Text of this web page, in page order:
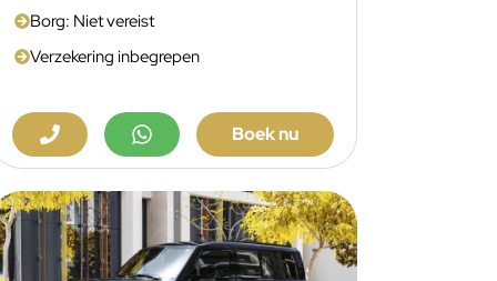
Borg: Niet vereist
Verzekering inbegrepen
Boek nu